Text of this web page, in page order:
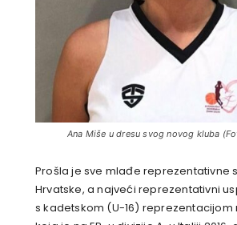
Ana Miše u dresu svog novog kluba
Prošla je sve mlađe reprezentativne
Hrvatske, a najveći reprezentativni
s kadetskom (U-16) reprezentacijom